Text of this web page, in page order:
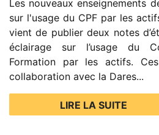
Les nouveaux enseignements
sur l'usage du CPF par les
vient de publier deux notes
éclairage sur l’usage du
Formation par les actifs.
collaboration avec la Dares...
LIRE LA SUITE